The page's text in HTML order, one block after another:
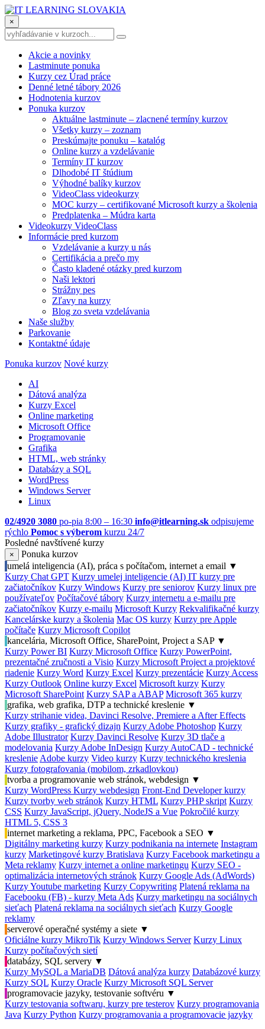
×
Akcie a novinky
Lastminute ponuka
Kurzy cez Úrad práce
Denné letné tábory 2026
Hodnotenia kurzov
Ponuka kurzov
Aktuálne lastminute – zlacnené termíny kurzov
Všetky kurzy – zoznam
Preskúmajte ponuku – katalóg
Online kurzy a vzdelávanie
Termíny IT kurzov
Dlhodobé IT štúdium
Výhodné balíky kurzov
VideoClass videokurzy
MOC kurzy – certifikované Microsoft kurzy a školenia
Predplatenka – Múdra karta
Videokurzy VideoClass
Informácie pred kurzom
Vzdelávanie a kurzy u nás
Certifikácia a prečo my
Často kladené otázky pred kurzom
Naši lektori
Strážny pes
Zľavy na kurzy
Blog zo sveta vzdelávania
Naše služby
Parkovanie
Kontaktné údaje
Ponuka kurzov Nové kurzy
AI
Dátová analýza
Kurzy Excel
Online marketing
Microsoft Office
Programovanie
Grafika
HTML, web stránky
Databázy a SQL
WordPress
Windows Server
Linux
02/4920 3080 po-pia 8:00 – 16:30 info@itlearning.sk odpisujeme
rýchlo Pomoc s výberom kurzu 24/7
Posledné navštívené kurzy
×
Ponuka kurzov
umelá inteligencia (AI), práca s počítačom, internet a email ▼
Kurzy Chat GPT Kurzy umelej inteligencie (AI) IT kurzy pre
začiatočníkov Kurzy Windows Kurzy pre seniorov Kurzy linux pre
používateľov Počítačové tábory Kurzy internetu a e-mailu pre
začiatočníkov Kurzy e-mailu Microsoft Kurzy Rekvalifikačné kurzy
Kancelárske kurzy a školenia Mac OS kurzy Kurzy pre Apple
počítače Kurzy Microsoft Copilot
kancelária, Microsoft Office, SharePoint, Project a SAP ▼
Kurzy Power BI Kurzy Microsoft Office Kurzy PowerPoint,
prezentačné zručnosti a Visio Kurzy Microsoft Project a projektové
riadenie Kurzy Word Kurzy Excel Kurzy prezentácie Kurzy Access
Kurzy Outlook Online kurzy Excel Microsoft kurzy Kurzy
Microsoft SharePoint Kurzy SAP a ABAP Microsoft 365 kurzy
grafika, web grafika, DTP a technické kreslenie ▼
Kurzy strihanie videa, Davinci Resolve, Premiere a After Effects
Kurzy grafiky - grafický dizajn Kurzy Adobe Photoshop Kurzy
Adobe Illustrator Kurzy Davinci Resolve Kurzy 3D tlače a
modelovania Kurzy Adobe InDesign Kurzy AutoCAD - technické
kreslenie Adobe kurzy Video kurzy Kurzy technického kreslenia
Kurzy fotografovania (mobilom, zrkadlovkou)
tvorba a programovanie web stránok, webdesign ▼
Kurzy WordPress Kurzy webdesign Front-End Developer kurzy
Kurzy tvorby web stránok Kurzy HTML Kurzy PHP skript Kurzy
CSS Kurzy JavaScript, jQuery, NodeJS a Vue Pokročilé kurzy
HTML 5, CSS 3
internet marketing a reklama, PPC, Facebook a SEO ▼
Digitálny marketing kurzy Kurzy podnikania na internete Instagram
kurzy Marketingové kurzy Bratislava Kurzy Facebook marketingu a
Meta reklamy Kurzy internet a online marketingu Kurzy SEO -
optimalizácia internetových stránok Kurzy Google Ads (AdWords)
Kurzy Youtube marketing Kurzy Copywriting Platená reklama na
Facebooku (FB) - kurzy Meta Ads Kurzy marketingu na sociálnych
sieťach Platená reklama na sociálnych sieťach Kurzy Google
reklamy
serverové operačné systémy a siete ▼
Oficiálne kurzy MikroTik Kurzy Windows Server Kurzy Linux
Kurzy počítačových sietí
databázy, SQL servery ▼
Kurzy MySQL a MariaDB Dátová analýza kurzy Databázové kurzy
Kurzy SQL Kurzy Oracle Kurzy Microsoft SQL Server
programovacie jazyky, testovanie softvéru ▼
Kurzy testovania softwaru, kurzy pre testerov Kurzy programovania
Java Kurzy Python Kurzy programovania a programovacie jazyky